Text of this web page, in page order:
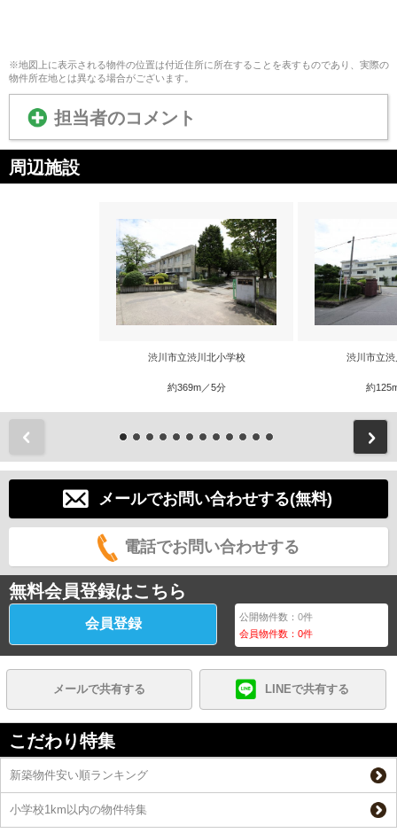
※地図上に表示される物件の位置は付近住所に所在することを表すものであり、実際の
物件所在地とは異なる場合がございます。
担当者のコメント
周辺施設
渋川市立渋川北小学校
約369m／5分
渋川市立
約
メールでお問い合わせする(無料)
電話でお問い合わせする
無料会員登録はこちら
会員登録 公開物件数：0件
会員物件数：0件
メールで共有する LINEで共有する
こだわり特集
新築物件安い順ランキング
小学校1km以内の物件特集